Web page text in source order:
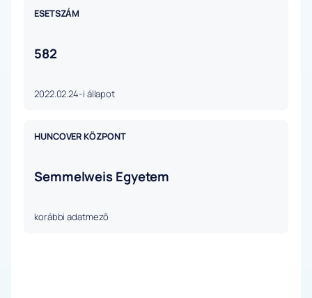
ESETSZÁM
582
2022.02.24-i állapot
HUNCOVER KÖZPONT
Semmelweis Egyetem
korábbi adatmező